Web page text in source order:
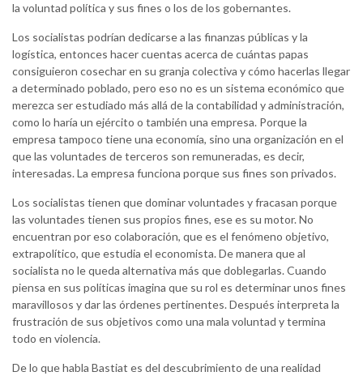
la voluntad política y sus fines o los de los gobernantes.
Los socialistas podrían dedicarse a las finanzas públicas y la
logística, entonces hacer cuentas acerca de cuántas papas
consiguieron cosechar en su granja colectiva y cómo hacerlas llegar
a determinado poblado, pero eso no es un sistema económico que
merezca ser estudiado más allá de la contabilidad y administración,
como lo haría un ejército o también una empresa. Porque la
empresa tampoco tiene una economía, sino una organización en el
que las voluntades de terceros son remuneradas, es decir,
interesadas. La empresa funciona porque sus fines son privados.
Los socialistas tienen que dominar voluntades y fracasan porque
las voluntades tienen sus propios fines, ese es su motor. No
encuentran por eso colaboración, que es el fenómeno objetivo,
extrapolítico, que estudia el economista. De manera que al
socialista no le queda alternativa más que doblegarlas. Cuando
piensa en sus políticas imagina que su rol es determinar unos fines
maravillosos y dar las órdenes pertinentes. Después interpreta la
frustración de sus objetivos como una mala voluntad y termina
todo en violencia.
De lo que habla Bastiat es del descubrimiento de una realidad